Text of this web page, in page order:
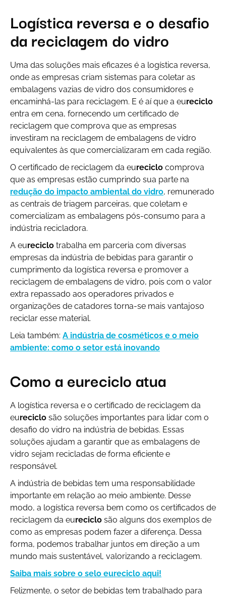
Logística reversa e o desafio
da reciclagem do vidro
Uma das soluções mais eficazes é a logística reversa,
onde as empresas criam sistemas para coletar as
embalagens vazias de vidro dos consumidores e
encaminhá-las para reciclagem. E é aí que a eureciclo
entra em cena, fornecendo um certificado de
reciclagem que comprova que as empresas
investiram na reciclagem de embalagens de vidro
equivalentes às que comercializaram em cada região.
O certificado de reciclagem da eureciclo comprova
que as empresas estão cumprindo sua parte na
redução do impacto ambiental do vidro, remunerado
as centrais de triagem parceiras, que coletam e
comercializam as embalagens pós-consumo para a
indústria recicladora.
A eureciclo trabalha em parceria com diversas
empresas da indústria de bebidas para garantir o
cumprimento da logística reversa e promover a
reciclagem de embalagens de vidro, pois com o valor
extra repassado aos operadores privados e
organizações de catadores torna-se mais vantajoso
reciclar esse material.
Leia também: A indústria de cosméticos e o meio
ambiente: como o setor está inovando
Como aeureciclo atua
A logística reversa e o certificado de reciclagem da
eureciclo são soluções importantes para lidar com o
desafio do vidro na indústria de bebidas. Essas
soluções ajudam a garantir que as embalagens de
vidro sejam recicladas de forma eficiente e
responsável.
A indústria de bebidas tem uma responsabilidade
importante em relação ao meio ambiente. Desse
modo, a logística reversa bem como os certificados de
reciclagem da eureciclo são alguns dos exemplos de
como as empresas podem fazer a diferença. Dessa
forma, podemos trabalhar juntos em direção a um
mundo mais sustentável, valorizando a reciclagem.
Saiba mais sobre o selo eureciclo aqui!
Felizmente, o setor de bebidas tem trabalhado para